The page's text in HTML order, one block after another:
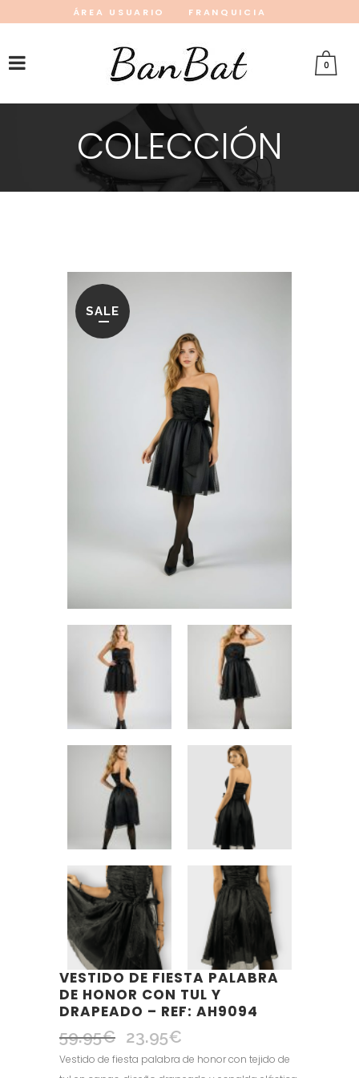
ÁREA USUARIO
FRANQUICIA
0
COLECCIÓN
SALE
VESTIDO DE FIESTA PALABRA
DE HONOR CON TUL Y
DRAPEADO – REF: AH9094
59.95€
El
precio
23.95€
precio
Vestido de fiesta palabra de honor con tejido de